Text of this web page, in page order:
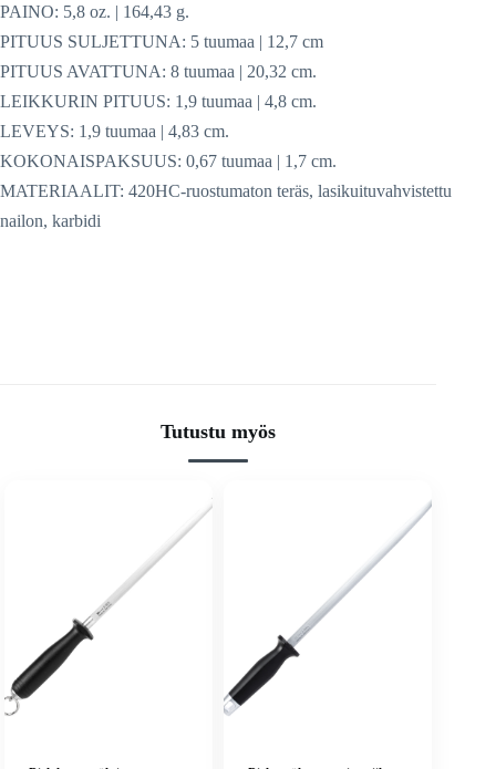
PAINO: 5,8 oz. | 164,43 g.
PITUUS SULJETTUNA: 5 tuumaa | 12,7 cm
PITUUS AVATTUNA: 8 tuumaa | 20,32 cm.
LEIKKURIN PITUUS: 1,9 tuumaa | 4,8 cm.
LEVEYS: 1,9 tuumaa | 4,83 cm.
KOKONAISPAKSUUS: 0,67 tuumaa | 1,7 cm.
MATERIAALIT: 420HC-ruostumaton teräs, lasikuituvahvistettu
nailon, karbidi
Tutustu myös